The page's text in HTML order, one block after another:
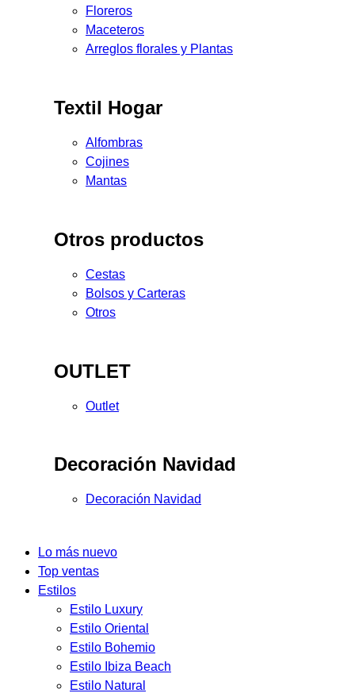
Floreros
Maceteros
Arreglos florales y Plantas
Textil Hogar
Alfombras
Cojines
Mantas
Otros productos
Cestas
Bolsos y Carteras
Otros
OUTLET
Outlet
Decoración Navidad
Decoración Navidad
Lo más nuevo
Top ventas
Estilos
Estilo Luxury
Estilo Oriental
Estilo Bohemio
Estilo Ibiza Beach
Estilo Natural